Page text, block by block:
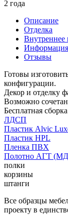
2 года
Описание
Отделка
Внутреннее
Информация
Отзывы
Готовы
конфигурации.
Декор и отделку
Возможно
Бесплатная
ЛДСП
Пластик Alvic
Пластик HPL
Пленка ПВХ
Полотно АГТ
полки
корзины
штанги
Все образцы
проекту в